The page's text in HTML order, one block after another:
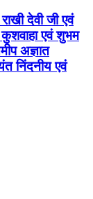
देवी जी एवं
एवं शुभम
अज्ञात
निंदनीय एवं